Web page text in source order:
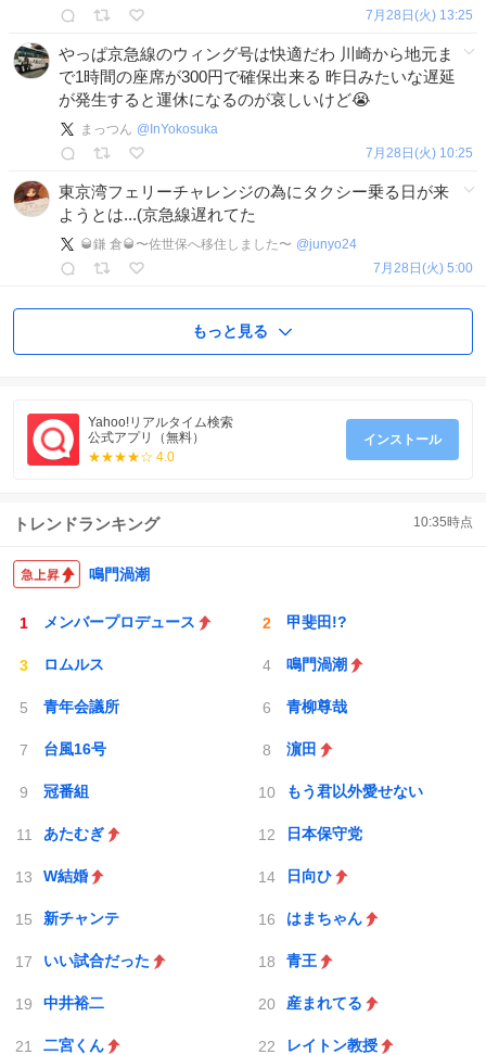
7月28日(火) 13:25
やっぱ京急線のウィング号は快適だわ 川崎から地元ま
で1時間の座席が300円で確保出来る 昨日みたいな遅延
が発生すると運休になるのが哀しいけど😭
まっつん @ InYokosuka
7月28日(火) 10:25
東京湾フェリーチャレンジの為にタクシー乗る日が来
ようとは...(京急線遅れてた
🥃鎌 倉🥃〜佐世保へ移住しました〜 @junyo24
7月28日(火) 5:00
もっと見る
Yahoo!リアルタイム検索
公式アプリ（無料）
★★★★☆ 4.0
インストール
トレンドランキング 10:35時点
鳴門渦潮
メンバープロデュース 甲斐田!?
ロムルス 鳴門渦潮
青年会議所 青柳尊哉
台風16号 濵田
冠番組 もう君以外愛せない
あたむぎ 日本保守党
W結婚 日向ひ
新チャンテ はまちゃん
いい試合だった 青王
中井裕二 産まれてる
二宮くん レイトン教授